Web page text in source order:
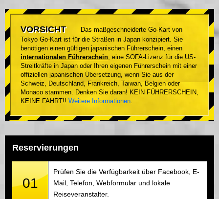
VORSICHT
Das maßgeschneiderte Go-Kart von
Tokyo Go-Kart ist für die Straßen in Japan konzipiert. Sie
benötigen einen gültigen japanischen Führerschein, einen
internationalen Führerschein, eine SOFA-Lizenz für die US-
Streitkräfte in Japan oder Ihren eigenen Führerschein mit einer
offiziellen japanischen Übersetzung, wenn Sie aus der
Schweiz, Deutschland, Frankreich, Taiwan, Belgien oder
Monaco stammen. Denken Sie daran! KEIN FÜHRERSCHEIN,
KEINE FAHRT!! Weitere Informationen.
Reservierungen
01
Prüfen Sie die Verfügbarkeit über Facebook, E-
Mail, Telefon, Webformular und lokale
Reiseveranstalter.